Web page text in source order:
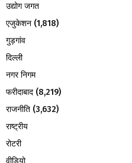
उद्योग जगत
एजुकेशन (1,818)
गुड़गांव
दिल्ली
नगर निगम
फरीदाबाद (8,219)
राजनीति (3,632)
राष्ट्रीय
रोटरी
वीडियो